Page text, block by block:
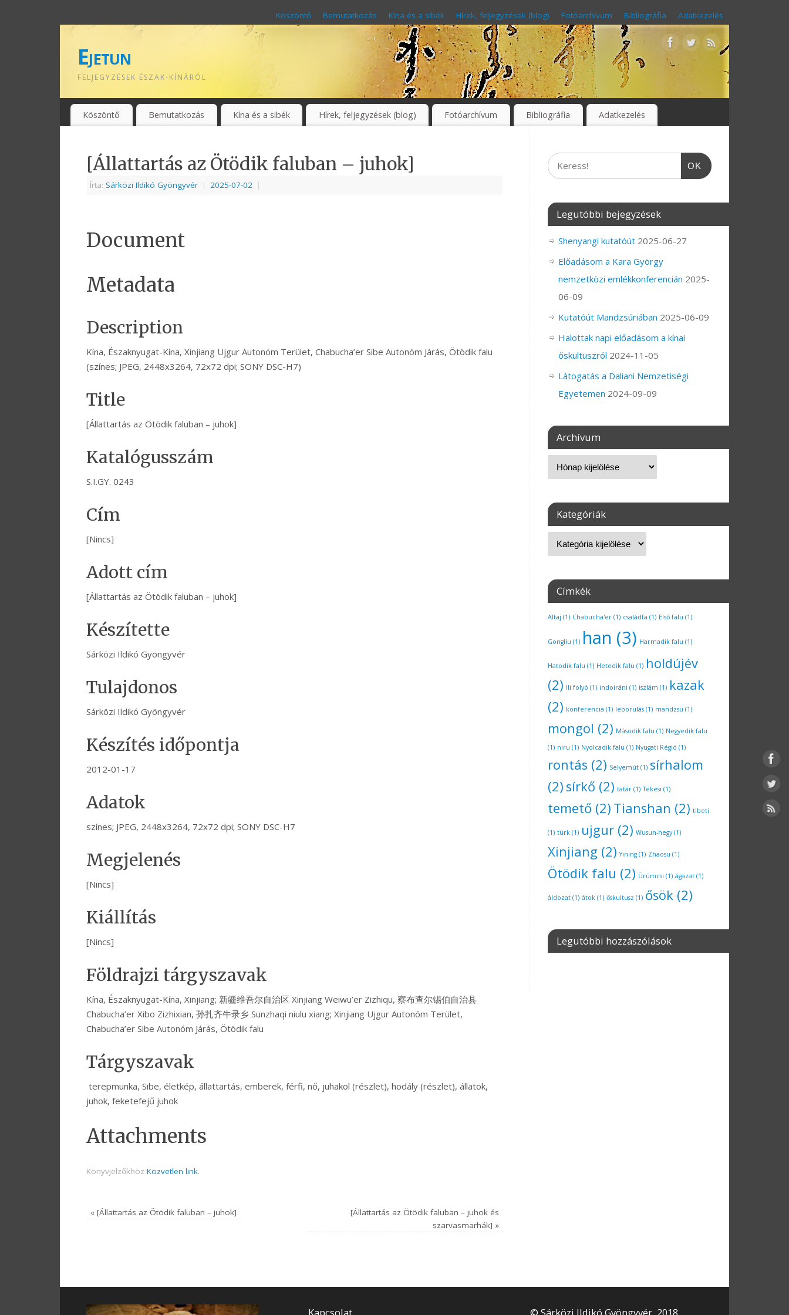
Köszöntő Bemutatkozás Kína és a sibék Hírek, feljegyzések (blog) Fotóarchívum Bibliográfia Adatkezelés
Ejetun
FELJEGYZÉSEK ÉSZAK-KÍNÁRÓL
Köszöntő Bemutatkozás Kína és a sibék Hírek, feljegyzések (blog) Fotóarchívum Bibliográfia Adatkezelés
[Állattartás az Ötödik faluban – juhok]
Írta: Sárközi Ildikó Gyöngyvér | 2025-07-02 |
Document
Metadata
Description
Kína, Északnyugat-Kína, Xinjiang Ujgur Autonóm Terület, Chabucha’er Sibe Autonóm Járás, Ötödik falu
(színes; JPEG, 2448x3264, 72x72 dpi; SONY DSC-H7)
Title
[Állattartás az Ötödik faluban – juhok]
Katalógusszám
S.I.GY. 0243
Cím
[Nincs]
Adott cím
[Állattartás az Ötödik faluban – juhok]
Készítette
Sárközi Ildikó Gyöngyvér
Tulajdonos
Sárközi Ildikó Gyöngyvér
Készítés időpontja
2012-01-17
Adatok
színes; JPEG, 2448x3264, 72x72 dpi; SONY DSC-H7
Megjelenés
[Nincs]
Kiállítás
[Nincs]
Földrajzi tárgyszavak
Kína, Északnyugat-Kína, Xinjiang; 新疆维吾尔自治区 Xinjiang Weiwu’er Zizhiqu, 察布查尔锡伯自治县
Chabucha’er Xibo Zizhixian, 孙扎齐牛录乡 Sunzhaqi niulu xiang; Xinjiang Ujgur Autonóm Terület,
Chabucha’er Sibe Autonóm Járás, Ötödik falu
Tárgyszavak
terepmunka, Sibe, életkép, állattartás, emberek, férfi, nő, juhakol (részlet), hodály (részlet), állatok,
juhok, feketefejű juhok
Attachments
Könyvjelzőkhöz Közvetlen link.
« [Állattartás az Ötödik faluban – juhok]
[Állattartás az Ötödik faluban – juhok és
szarvasmarhák] »
OK
Legutóbbi bejegyzések
Shenyangi kutatóút 2025-06-27
Előadásom a Kara György
nemzetközi emlékkonferencián 2025-
06-09
Kutatóút Mandzsúriában 2025-06-09
Halottak napi előadásom a kínai
őskultuszról 2024-11-05
Látogatás a Daliani Nemzetiségi
Egyetemen 2024-09-09
Archívum
Kategóriák
Címkék
Altaj (1) Chabucha'er (1) családfa (1) Első falu (1)
Gongliu (1) han (3) Harmadik falu (1)
Hatodik falu (1) Hetedik falu (1) holdújév
(2) Ili folyó (1) indoiráni (1) iszlám (1) kazak
(2) konferencia (1) leborulás (1) mandzsu (1)
mongol (2) Második falu (1) Negyedik falu
(1) niru (1) Nyolcadik falu (1) Nyugati Régió (1)
rontás (2) Selyemút (1) sírhalom
(2) sírkő (2) tatár (1) Tekesi (1)
temető (2) Tianshan (2) tibeti
(1) türk (1) ujgur (2) Wusun-hegy(1)
Xinjiang (2) Yining (1) Zhaosu (1)
Ötödik falu (2) Ürümcsi (1) ágazat (1)
áldozat (1) átok (1) őskultusz (1) ősök (2)
Legutóbbi hozzászólások